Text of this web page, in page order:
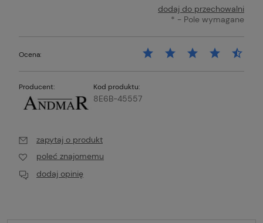
dodaj do przechowalni
* - Pole wymagane
Ocena:
Producent: Kod produktu:
8E6B-45557
zapytaj o produkt
poleć znajomemu
dodaj opinię